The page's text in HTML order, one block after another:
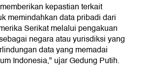
kepastian terkait
memindahkan data pribadi dari
Serikat melalui pengakuan
negara atau yurisdiksi yang
data yang memadai
Indonesia," ujar Gedung Putih.